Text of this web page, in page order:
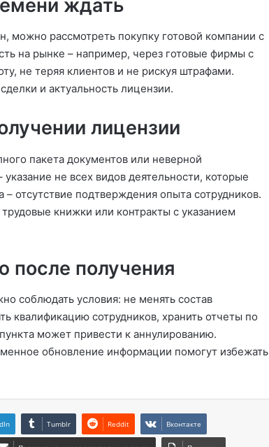
ждать
можно рассмотреть покупку готовой компании с
на рынке – например, через готовые фирмы с
не теряя клиентов и не рискуя штрафами.
и актуальность лицензии.
лицензии
пакета документов или неверной
не всех видов деятельности, которые
отсутствие подтверждения опыта сотрудников.
книжки или контракты с указанием
после получения
соблюдать условия: не менять состав
квалификацию сотрудников, хранить отчеты по
может привести к аннулированию.
обновление информации помогут избежать
Tumblr Reddit Вконтакте